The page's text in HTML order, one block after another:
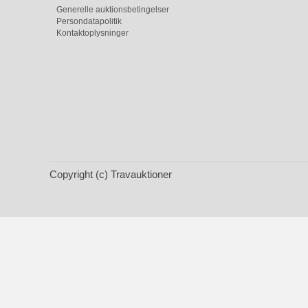
Generelle auktionsbetingelser
Persondatapolitik
Kontaktoplysninger
Copyright (c) Travauktioner